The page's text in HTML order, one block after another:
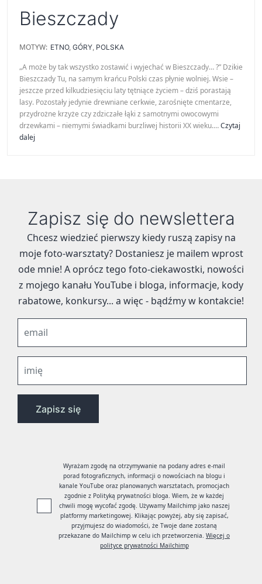
Bieszczady
MOTYW: ETNO, GÓRY, POLSKA
„A może by tak wszystko zostawić i wyjechać w Bieszczady… ?” Dzikie
Bieszczady Tu, na samym krańcu Polski czas płynie wolniej. Wsie –
jeszcze przed kilkudziesięciu laty tętniące życiem – dziś porastają
lasy. Pozostały jedynie drewniane cerkwie, zarośnięte cmentarze,
przydrożne krzyże czy zdziczałe łąki z samotnymi owocowymi
drzewkami – niemymi świadkami burzliwej historii XX wieku.…Czytaj
dalej
Zapisz się do newslettera
Chcesz wiedzieć pierwszy kiedy ruszą zapisy na
moje foto-warsztaty? Dostaniesz je mailem wprost
ode mnie! A oprócz tego foto-ciekawostki, nowości
z mojego kanału YouTube i bloga, informacje, kody
rabatowe, konkursy... a więc - bądźmy w kontakcie!
Wyrażam zgodę na otrzymywanie na podany adres e-mail
porad fotograficznych, informacji o nowościach na blogu i
kanale YouTube oraz planowanych warsztatach, promocjach
zgodnie z Polityką prywatności bloga. Wiem, że w każdej
chwili mogę wycofać zgodę. Używamy Mailchimp jako naszej
platformy marketingowej. Klikając powyżej, aby się zapisać,
przyjmujesz do wiadomości, że Twoje dane zostaną
przekazane do Mailchimp w celu ich przetworzenia. Więcej o
polityce prywatności Mailchimp